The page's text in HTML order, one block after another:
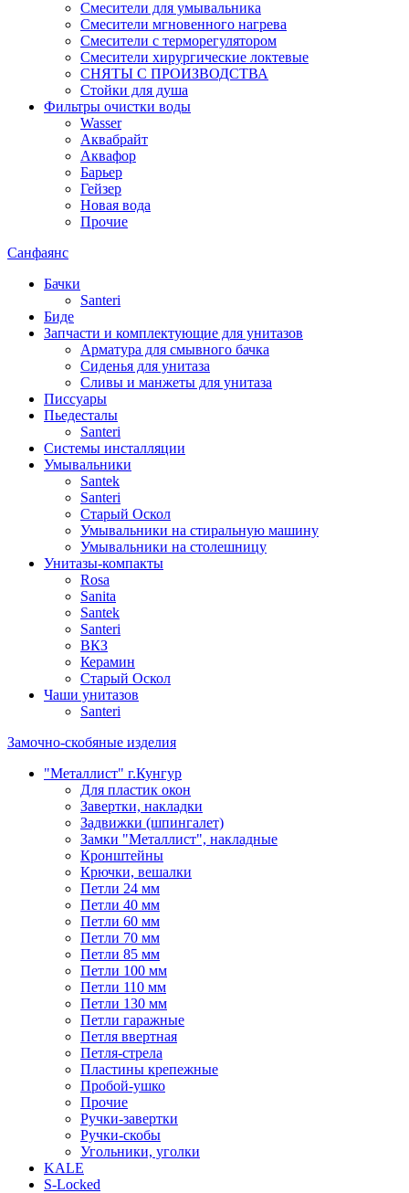
Смесители для умывальника
Смесители мгновенного нагрева
Смесители с терморегулятором
Смесители хирургические локтевые
СНЯТЫ С ПРОИЗВОДСТВА
Стойки для душа
Фильтры очистки воды
Wasser
Аквабрайт
Аквафор
Барьер
Гейзер
Новая вода
Прочие
Санфаянс
Бачки
Santeri
Биде
Запчасти и комплектующие для унитазов
Арматура для смывного бачка
Сиденья для унитаза
Сливы и манжеты для унитаза
Писсуары
Пьедесталы
Santeri
Системы инсталляции
Умывальники
Santek
Santeri
Старый Оскол
Умывальники на стиральную машину
Умывальники на столешницу
Унитазы-компакты
Rosa
Sanita
Santek
Santeri
ВКЗ
Керамин
Старый Оскол
Чаши унитазов
Santeri
Замочно-скобяные изделия
"Металлист" г.Кунгур
Для пластик окон
Завертки, накладки
Задвижки (шпингалет)
Замки "Металлист", накладные
Кронштейны
Крючки, вешалки
Петли 24 мм
Петли 40 мм
Петли 60 мм
Петли 70 мм
Петли 85 мм
Петли 100 мм
Петли 110 мм
Петли 130 мм
Петли гаражные
Петля ввертная
Петля-стрела
Пластины крепежные
Пробой-ушко
Прочие
Ручки-завертки
Ручки-скобы
Угольники, уголки
KALE
S-Locked